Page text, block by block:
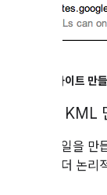
그림 1: 사이트 만들
2단계: KML
KML 파일을
KML을 더 논